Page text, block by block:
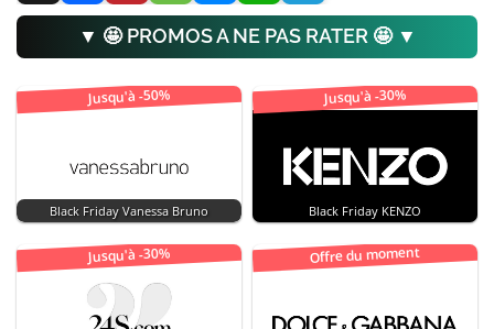
▼ 🤩 PROMOS A NE PAS RATER 🤩 ▼
Jusqu'à -50%
Black Friday Vanessa Bruno
Jusqu'à -30%
Black Friday KENZO
Jusqu'à -30% Offre du moment